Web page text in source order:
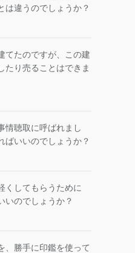
違うのでしょうか？
てたのですが、この建
たり売ることはできま
情聴取に呼ばれまし
ばいいのでしょうか？
くしてもらうために
いのでしょうか？
、勝手に印鑑を使って